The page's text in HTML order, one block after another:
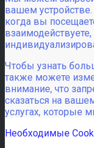
вашем
когда вы
Чтобы узнать
также можете
внимание, что
сказаться на
услугах, которые
Необходимые